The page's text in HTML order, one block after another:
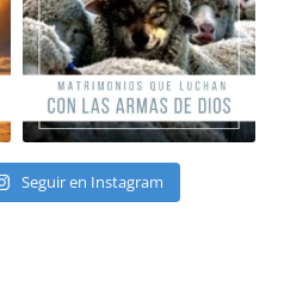
Seguir en Instagram